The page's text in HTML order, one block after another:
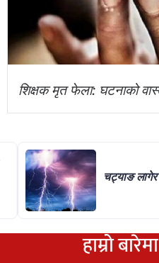
शिक्षक मृत फेला: घटनाको
चट्याङ लागेर
हाम्रो बारेमा